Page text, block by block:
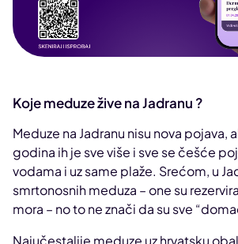
Koje meduze žive na Jadranu ?
Meduze na Jadranu nisu nova pojava,
godina ih je sve više i sve se češće
vodama i uz same plaže. Srećom, u
smrtonosnih meduza – one su
mora – no to ne znači da su sve
Najučestalije meduze uz hrvatsku